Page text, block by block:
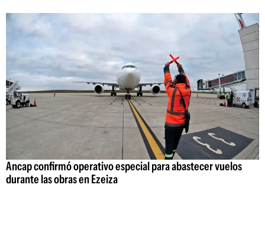
Ancap confirmó operativo especial para abastecer vuelos
durante las obras en Ezeiza